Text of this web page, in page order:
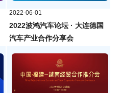
2022-06-01
2022波鸿汽车论坛 · 大连德国
汽车产业合作分享会